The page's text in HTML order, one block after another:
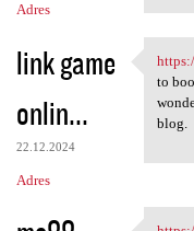
Adres
link game
onlin...
22.12.2024
Adres
to
blog.